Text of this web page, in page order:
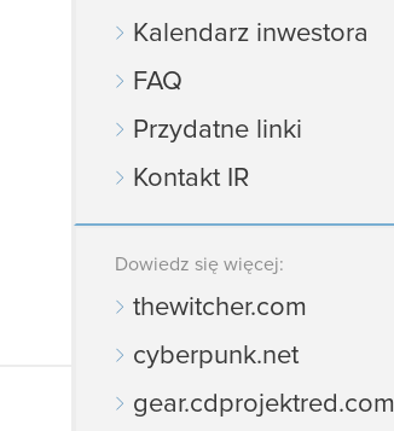
Kalendarz inwestora
FAQ
Przydatne linki
Kontakt IR
Dowiedz się więcej:
thewitcher.com
cyberpunk.net
gear.cdprojektred.com